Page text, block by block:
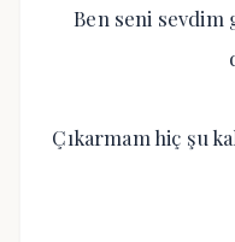
Ben seni sevdim
Çıkarmam hiç şu